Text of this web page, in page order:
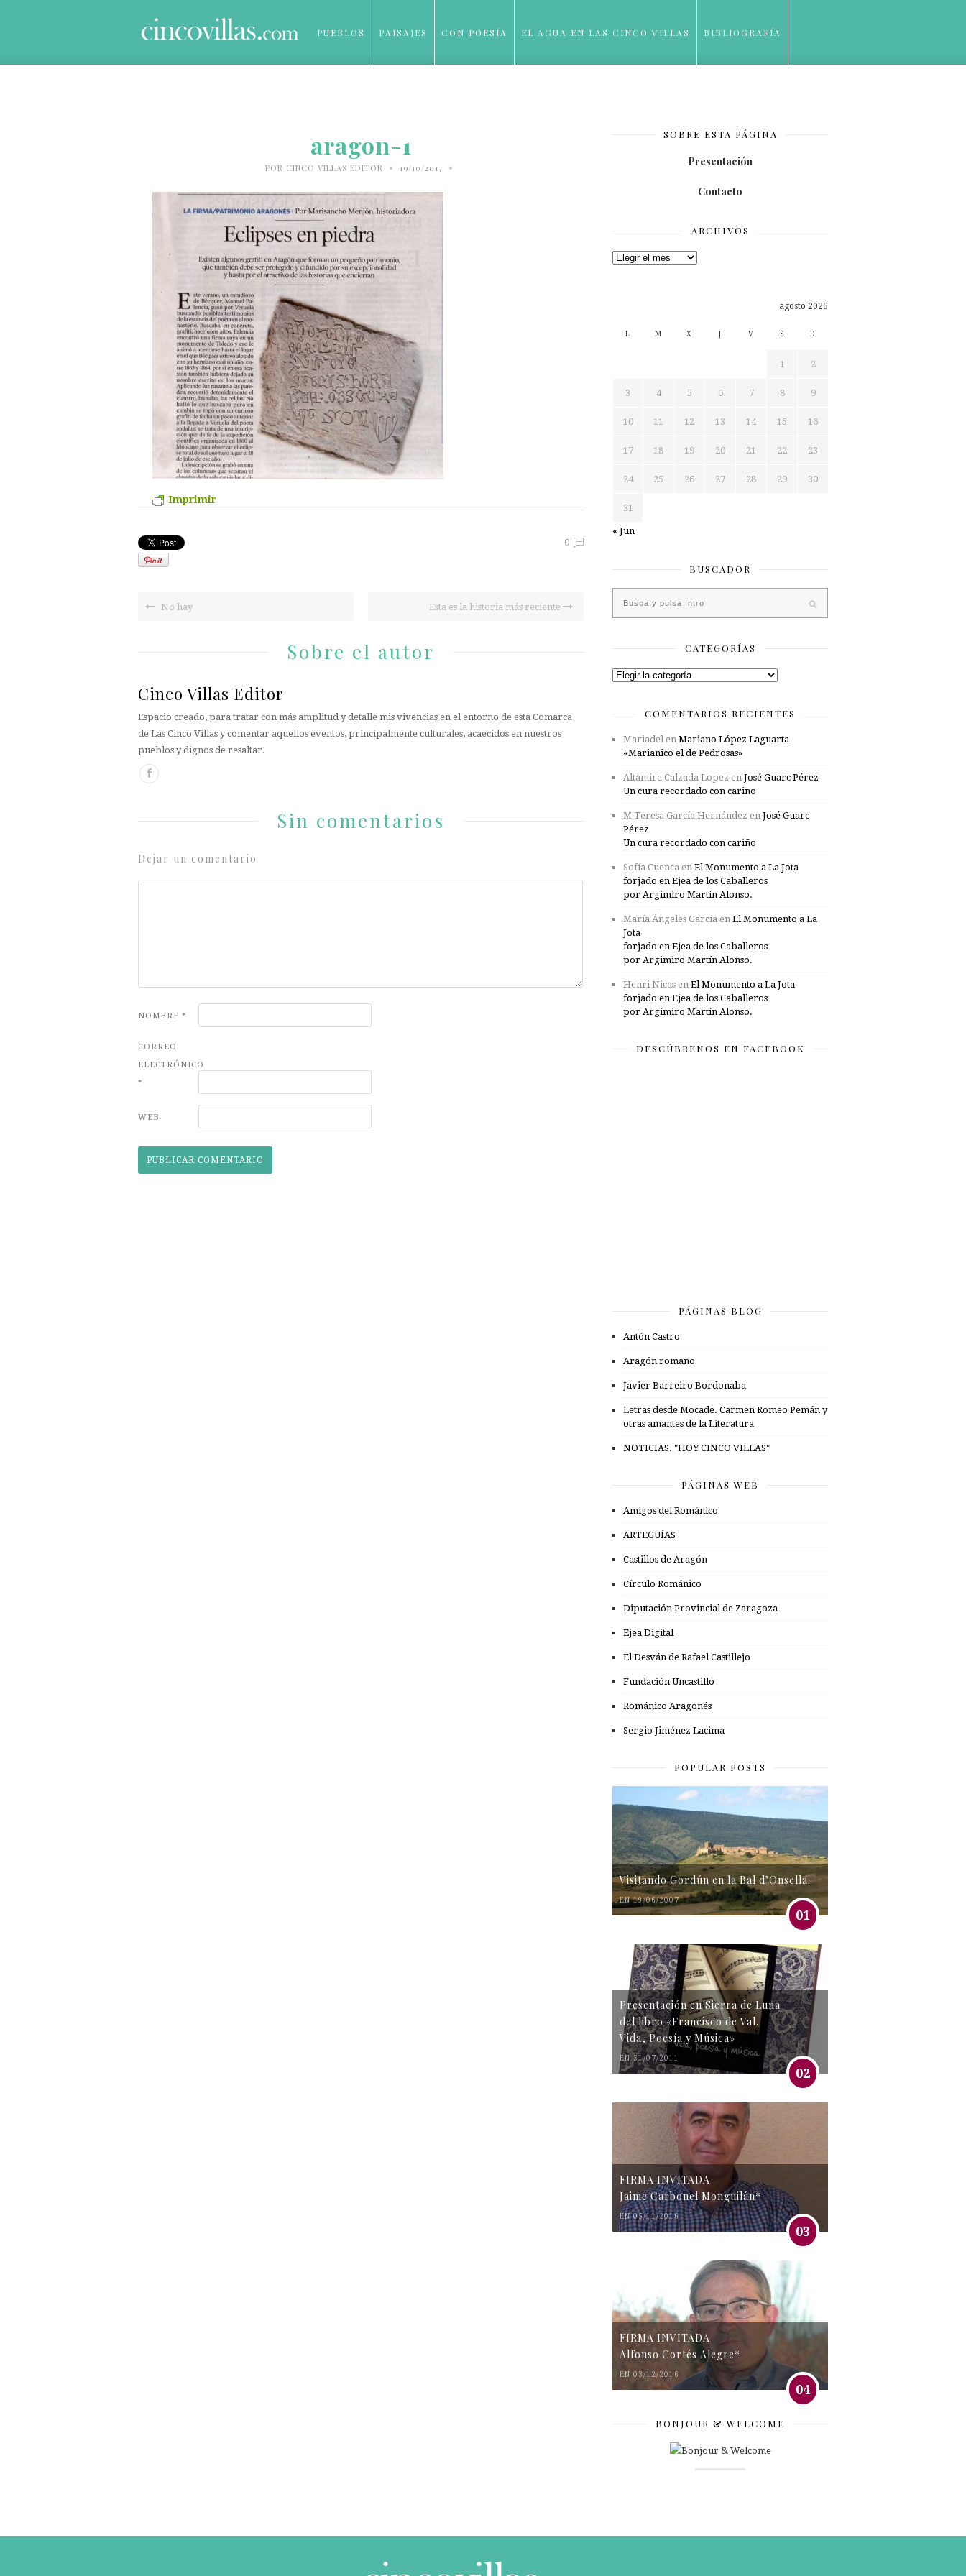
PUEBLOS PAISAJES CON POESÍA EL AGUA EN LAS CINCO VILLAS BIBLIOGRAFÍA
aragon-1
POR CINCO VILLAS EDITOR • 19/10/2017 •
Imprimir
0
No hay Esta es la historia más reciente
Sobre el autor
Cinco Villas Editor
Espacio creado, para tratar con más amplitud y detalle mis vivencias en el entorno de esta Comarca
de Las Cinco Villas y comentar aquellos eventos, principalmente culturales, acaecidos en nuestros
pueblos y dignos de resaltar.
Sin comentarios
Dejar un comentario
NOMBRE *
CORREO
ELECTRÓNICO
*
WEB
SOBRE ESTA PÁGINA
Presentación
Contacto
ARCHIVOS
Archivos
agosto 2026
L M X J V S D
1 2
3 4 5 6 7 8 9
10 11 12 13 14 15 16
17 18 19 20 21 22 23
24 25 26 27 28 29 30
31
« Jun
BUSCADOR
CATEGORÍAS
Categorías
COMENTARIOS RECIENTES
Mariadelen Mariano López Laguarta
«Marianico el de Pedrosas»
Altamira Calzada Lopez en José Guarc Pérez
Un cura recordado con cariño
M Teresa García Hernández en José Guarc
Pérez
Un cura recordado con cariño
Sofía Cuenca en El Monumento a La Jota
forjado en Ejea de los Caballeros
por Argimiro Martín Alonso.
María Ángeles García en El Monumento a La
Jota
forjado en Ejea de los Caballeros
por Argimiro Martín Alonso.
Henri Nicas en El Monumento a La Jota
forjado en Ejea de los Caballeros
por Argimiro Martín Alonso.
DESCÚBRENOS EN FACEBOOK
PÁGINAS BLOG
Antón Castro
Aragón romano
Javier Barreiro Bordonaba
Letras desde Mocade. Carmen Romeo Pemán y
otras amantes de la Literatura
NOTICIAS. "HOY CINCO VILLAS"
PÁGINAS WEB
Amigos del Románico
ARTEGUÍAS
Castillos de Aragón
Círculo Románico
Diputación Provincial de Zaragoza
Ejea Digital
El Desván de Rafael Castillejo
Fundación Uncastillo
Románico Aragonés
Sergio Jiménez Lacima
POPULAR POSTS
Visitando Gordún en la Bal d’Onsella.
EN 19/06/2007
01
Presentación en Sierra de Luna
del libro «Francisco de Val.
Vida, Poesía y Música»
EN 31/07/2011
02
FIRMA INVITADA
Jaime Carbonel Monguilán*
EN 05/11/2016
03
FIRMA INVITADA
Alfonso Cortés Alegre*
EN 03/12/2016
04
BONJOUR & WELCOME